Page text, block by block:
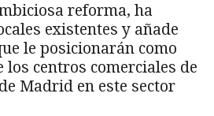
reforma, ha
existentes y añade
le posicionarán como
los centros comerciales de
Madrid en este sector